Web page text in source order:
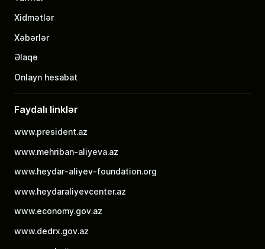
Xidmətlər
Xəbərlər
Əlaqə
Onlayn hesabat
Faydalı linklər
www.president.az
www.mehriban-aliyeva.az
www.heydar-aliyev-foundation.org
www.heydaraliyevcenter.az
www.economy.gov.az
www.dedrx.gov.az